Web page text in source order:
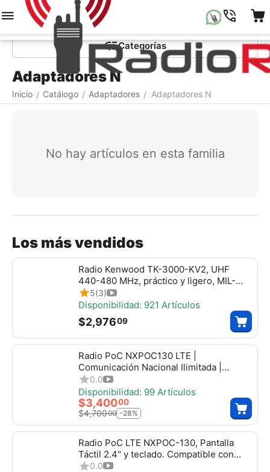
Сategorías
Adaptadores N
Inicio / Catálogo / Adaptadores / Adaptadores N
No hay artículos en esta familia
Los más vendidos
Radio Kenwood TK-3000-KV2, UHF
440-480 MHz, práctico y ligero, MIL-
STD-810, 16 canales, DTMF, IP54, VOX,
Scan. Incluye antena, batería, cargador y
clip, tk3000kv2
5(3)
Disponibilidad: 921 Artículos
$2,97609
Radio PoC NXPOC130 LTE |
Comunicación Nacional Ilimitada |
Incluye Plataforma Encriptada
Profesional + SIM de Datos por 1 Año
0.0
Disponibilidad: 99 Artículos
$3,40000
$4,70000 -28%
Radio PoC LTE NXPOC-130, Pantalla
Táctil 2.4" y teclado. Compatible con
NXRadio, Tassta, Zello, NXPOC130
0.0
Menú Buscar Lista de la